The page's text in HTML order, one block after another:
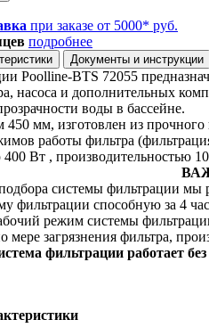
при заказе от 5000* руб.
подробнее
Документы и инструкции
Poolline-BTS 72055
насоса и дополнительных
воды в бассейне.
450 мм, изготовлен из
работы фильтра
Вт , производительностью
системы фильтрации мы
фильтрации способную за 4
режим системы
мере загрязнения фильтра,
фильтрации работает